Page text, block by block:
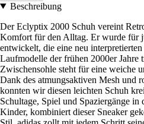
Beschreibung
Der Eclyptix 2000 Schuh vereint
Komfort für den Alltag. Er wurde für
entwickelt, die eine neu
Laufmodelle der frühen 2000er Jahre
Zwischensohle steht für eine weiche
Dank des atmungsaktiven Mesh und
konnten wir diesen leichten Schuh
Schultage, Spiel und Spaziergänge
Kinder, kombiniert dieser Sneaker